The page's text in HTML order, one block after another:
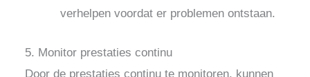
verhelpen voordat er problemen ontstaan.
5. Monitor prestaties continu
Door de prestaties continu te monitoren, kunnen